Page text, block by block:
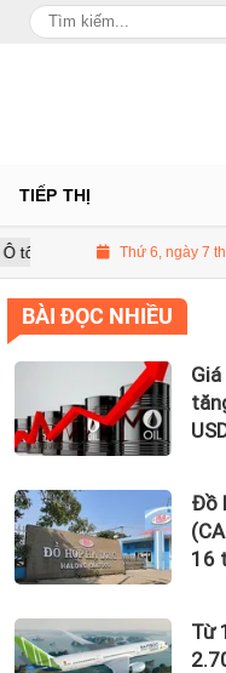
TIẾP THỊ
Nhà phân phối Audi tại Việt
Thứ 6, ngày 7
BÀI ĐỌC NHIỀU
Đồ
16
Từ